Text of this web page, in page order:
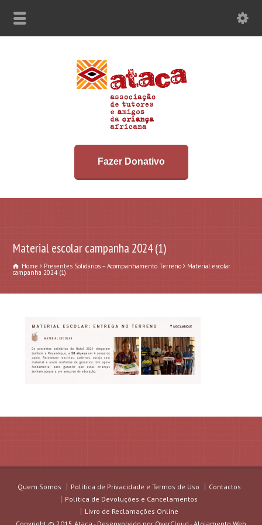
Fazer Donativo
Material escolar campanha 2024 (1)
Home Presentes Solidários – Acompanhamento Terreno Material escolar
campanha 2024 (1)
Quem Somos Política de Privacidade e Termos de Uso
Contactos
Política de Devoluções e Cancelamentos
Livro de Reclamações Online